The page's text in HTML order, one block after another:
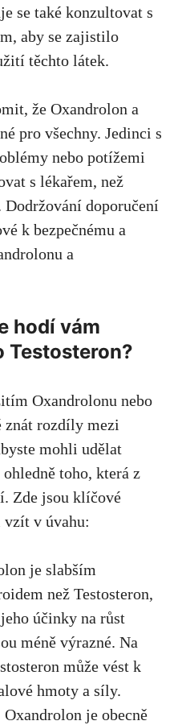
se také konzultovat s
aby se zajistilo
těchto látek.
že Oxandrolon a
pro všechny. Jedinci s
nebo potížemi
s lékařem, než
doporučení
k bezpečnému a
a
hodí vám
Testosteron?
Oxandrolonu nebo
znát rozdíly mezi
mohli udělat
toho, která z
Zde jsou klíčové
v úvahu:
je slabším
než Testosteron,
účinky na růst
méně výrazné. Na
může vést k
hmoty a síly.
Oxandrolon je obecně